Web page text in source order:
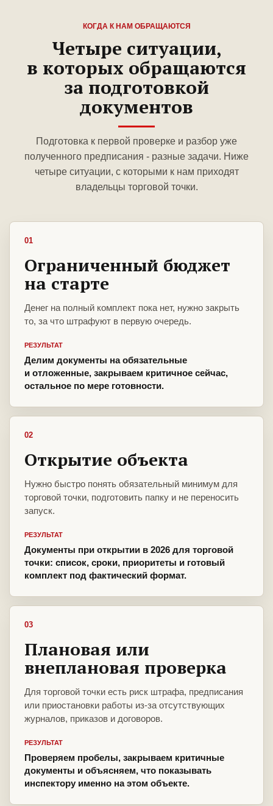
КОГДА К НАМ ОБРАЩАЮТСЯ
Четыре ситуации,
в которых обращаются
за подготовкой
документов
Подготовка к первой проверке и разбор уже
полученного предписания - разные задачи. Ниже
четыре ситуации, с которыми к нам приходят
владельцы торговой точки.
01
Ограниченный бюджет
на старте
Денег на полный комплект пока нет, нужно закрыть
то, за что штрафуют в первую очередь.
РЕЗУЛЬТАТ
Делим документы на обязательные
и отложенные, закрываем критичное сейчас,
остальное по мере готовности.
02
Открытие объекта
Нужно быстро понять обязательный минимум для
торговой точки, подготовить папку и не переносить
запуск.
РЕЗУЛЬТАТ
Документы при открытии в 2026 для торговой
точки: список, сроки, приоритеты и готовый
комплект под фактический формат.
03
Плановая или
внеплановая проверка
Для торговой точки есть риск штрафа, предписания
или приостановки работы из-за отсутствующих
журналов, приказов и договоров.
РЕЗУЛЬТАТ
Проверяем пробелы, закрываем критичные
документы и объясняем, что показывать
инспектору именно на этом объекте.